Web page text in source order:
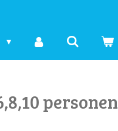
personen